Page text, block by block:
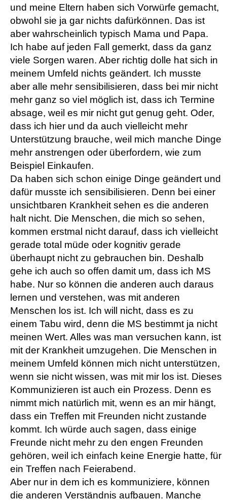
und meine Eltern haben sich Vorwürfe gemacht,
obwohl sie ja gar nichts dafürkönnen. Das ist
aber wahrscheinlich typisch Mama und Papa.
Ich habe auf jeden Fall gemerkt, dass da ganz
viele Sorgen waren. Aber richtig dolle hat sich in
meinem Umfeld nichts geändert. Ich musste
aber alle mehr sensibilisieren, dass bei mir nicht
mehr ganz so viel möglich ist, dass ich Termine
absage, weil es mir nicht gut genug geht. Oder,
dass ich hier und da auch vielleicht mehr
Unterstützung brauche, weil mich manche Dinge
mehr anstrengen oder überfordern, wie zum
Beispiel Einkaufen.
Da haben sich schon einige Dinge geändert und
dafür musste ich sensibilisieren. Denn bei einer
unsichtbaren Krankheit sehen es die anderen
halt nicht. Die Menschen, die mich so sehen,
kommen erstmal nicht darauf, dass ich vielleicht
gerade total müde oder kognitiv gerade
überhaupt nicht zu gebrauchen bin. Deshalb
gehe ich auch so offen damit um, dass ich MS
habe. Nur so können die anderen auch daraus
lernen und verstehen, was mit anderen
Menschen los ist. Ich will nicht, dass es zu
einem Tabu wird, denn die MS bestimmt ja nicht
meinen Wert. Alles was man versuchen kann, ist
mit der Krankheit umzugehen. Die Menschen in
meinem Umfeld können mich nicht unterstützen,
wenn sie nicht wissen, was mit mir los ist. Dieses
Kommunizieren ist auch ein Prozess. Denn es
nimmt mich natürlich mit, wenn es an mir hängt,
dass ein Treffen mit Freunden nicht zustande
kommt. Ich würde auch sagen, dass einige
Freunde nicht mehr zu den engen Freunden
gehören, weil ich einfach keine Energie hatte, für
ein Treffen nach Feierabend.
Aber nur in dem ich es kommuniziere, können
die anderen Verständnis aufbauen. Manche